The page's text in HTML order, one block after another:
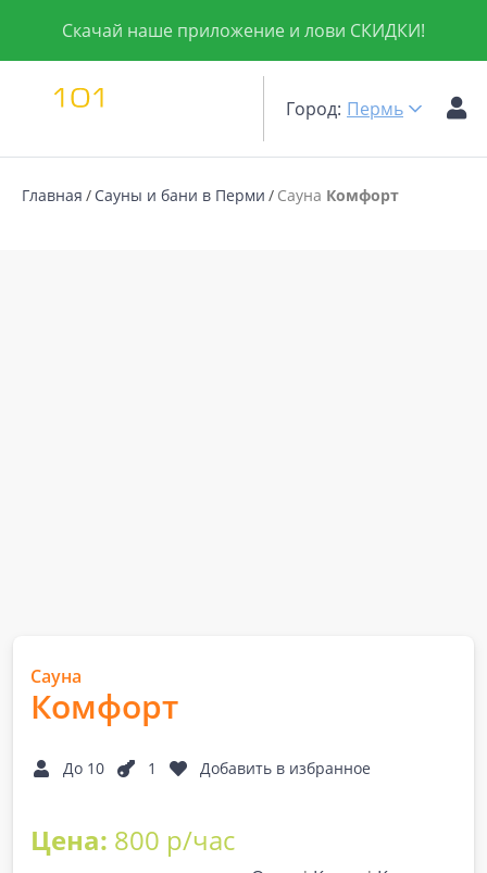
Скачай наше приложение и лови СКИДКИ!
Город: Пермь
Главная Сауны и бани в Перми Сауна Комфорт
Сауна
Комфорт
До 10 1 Добавить в избранное
Цена: 800 р/час